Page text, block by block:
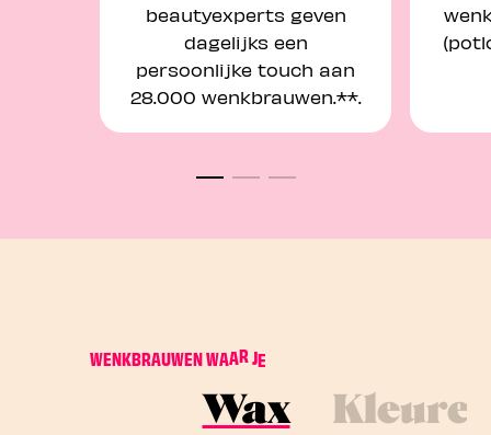
beautyexperts geven
dagelijks een
persoonlijke touch aan
28.000 wenkbrauwen.**.
WENKBRAUWENWAARJE
Wax